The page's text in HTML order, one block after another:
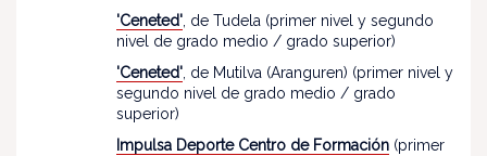
'Ceneted' , de Tudela (primer nivel y segundo
nivel de grado medio / grado superior)
'Ceneted' , de Mutilva (Aranguren) (primer nivel y
segundo nivel de grado medio / grado
superior)
Impulsa Deporte Centro de Formación (primer